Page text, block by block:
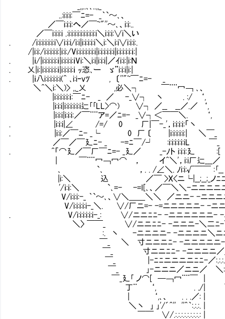
..:i:i:i:￣ﾆ=- _｀`～､、
／￣i:i:i:へ／￣~"''～､、i:i:..
／￣i:i:i:i .:i:i:i:i:i:i:i:i:i:i＼i:i:i:∨i＼い
. /i:i:i:i:i:i:i∨i:i:i/i:i|i:i:i:i:i＼i:＼i:i∨i:i:i:.
/|i:i:/i:i:i:i:i:|i:i:/Vi:i:i:i:i:i:i|i:i:i:i:i:i|i:i:i:i:i:ｉ:|
. |ｉ/|i:i:i:i:i:ｉ|i:i:i:i:ｉVi:＼i:i|i:i:i|／ｲi:i:|i:Ｎ
. 乂|i:|i:i:i:i:i:ｉ|i:i:i:i:ｉ ｯ恣､ー ゞ”i:i:i|i:| 最初に
. |ｉ八i:i:i:i:i:i(^ ､i:iｰvﾂ , 〔''"~￣ﾆ=- _
＼^＼i:＼)> ,,_乂 ,必＼┐ ￣¨¨冖￢ ､
|i:i:i:i:i:ｉ:￣ﾆ- _ ／ -_∨┐ 丶 . :/ ‘, |
|i:i:i|i:i:i:i:i:i辷｢｢LL>⌒) ∨┐ ／__ __／.／
|i:i:i|i:i:i:／￣¨¨ア=／ﾆ=- _∨┐＜￣￣＼. ‘,
. |i:i:i|∠ /=/ 0 厂|￣-_'，i:i:i:i:「丶
. |i:i:／￣ﾆ- _└ 0 厂 〔 |i:i:i:i:i:| ＼￣_
／￣／￣廴ﾆ- _ -=ﾆ￣/┘ :i:i:i:i:i:iL ￣_
. ^「⌒廴／￣厂￣ﾆ=- _廴／ _-ﾉト i:i:i:廴 :[
| ￣¨¨冖￢冖⌒Ⅵ， イ^＼'，i:i厂辷___／
､ `､ Ⅵ，. . /∠＼. ﾉi:i:√￣￣ :｢__
|i:＼ 込 Ⅵ ／￣ >X<ニ└|__;__;_ノﾆﾆ
'/ｉ:ｉ:＼ `､=- -=I[､、／￣＼＼-ニニニニニ
V/i:i:i:-_ ｀`～､、∨＼＿＿＼＼ ／ニニ- -ニニニニ
V/i:i:i:i:i-_＼. ∨/厂ニ=- -=ニニニニニ- -ニニ
. V/i:i:i:i:i:i-_: ∨/ニニﾆﾆ- -ニニニニニニ- -ﾆ
＼〉 ￣￣_ ∨/ニニﾆﾆ- -ニニニ-＼二ﾆ-
:. 丶 -ニニニニ- -ニニニニ＼ニﾆ-
￣_ ＼ 寸ニニニﾆ- -ニニニニニ-
￣_ 寸ニニﾆﾆ- -ニニニニ／___／
￣_ |-ﾆﾆニニニニﾆﾆ-／
￣_ ｣-ニニニ／ニニ／ ＼
￣_廴｢ ノ⌒[ ─￢冖¨¨￣ | 丶
丁¨ ‘, . ./| ￣-
| ‘,､、 . . .／: | -
＼丶 ｣ ｣'/´^'' ''^｀:.:.:. | -
￣￣ ∨/.:.:.:.:.:.:.:.:.: | -